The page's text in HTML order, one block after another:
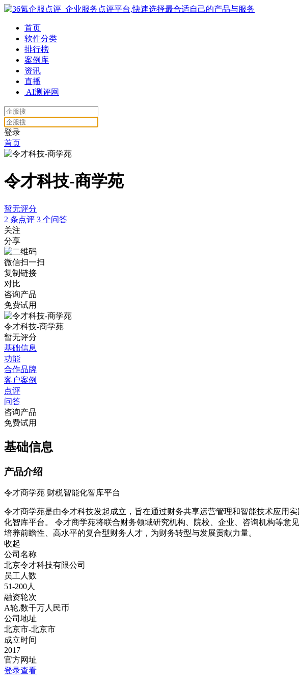
首页
软件分类
排行榜
案例库
资讯
直播
AI测评网
登录
首页
令才科技-商学苑
暂无评分
2 条点评 3 个问答
关注
分享
微信扫一扫
复制链接
对比
咨询产品
免费试用
令才科技-商学苑
暂无评分
基础信息
功能
合作品牌
客户案例
点评
问答
咨询产品
免费试用
基础信息
产品介绍
令才商学苑 财税智能化智库平台
令才商学苑是由令才科技发起成立，旨在通过财务共享运营管理和智能技术应用
化智库平台。 令才商学苑将联合财务领域研究机构、院校、企业、咨询机构等
培养前瞻性、高水平的复合型财务人才，为财务转型与发展贡献力量。
收起
公司名称
北京令才科技有限公司
员工人数
51-200人
融资轮次
A轮,数千万人民币
公司地址
北京市-北京市
成立时间
2017
官方网址
登录查看